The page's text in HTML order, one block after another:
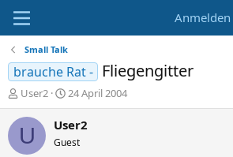
Anmelden
Small Talk
brauche Rat - Fliegengitter
E
r
s
User2
E
r
s
e
24 April 2004
U User2
Guest